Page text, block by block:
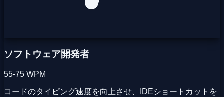
ソフトウェア開発者
55-75 WPM
コードのタイピング速度を向上させ、IDEショートカットを